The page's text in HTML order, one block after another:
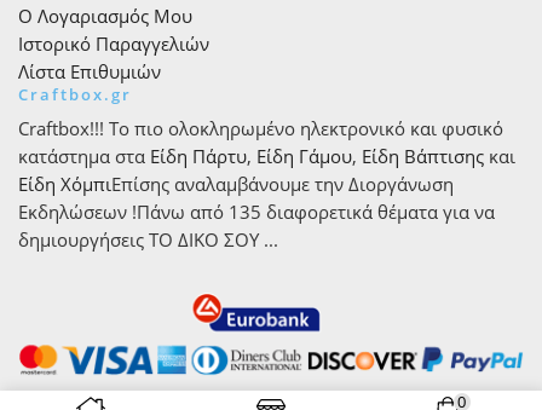
Ο Λογαριασμός Μου
Ιστορικό Παραγγελιών
Λίστα Επιθυμιών
Craftbox.gr
Craftbox!!! Το πιο ολοκληρωμένο ηλεκτρονικό και φυσικό
κατάστημα στα Είδη Πάρτυ, Είδη Γάμου, Είδη Βάπτισης και
Είδη ΧόμπιΕπίσης αναλαμβάνουμε την Διοργάνωση
Εκδηλώσεων !Πάνω από 135 διαφορετικά θέματα για να
δημιουργήσεις ΤΟ ΔΙΚΟ ΣΟΥ ...
0